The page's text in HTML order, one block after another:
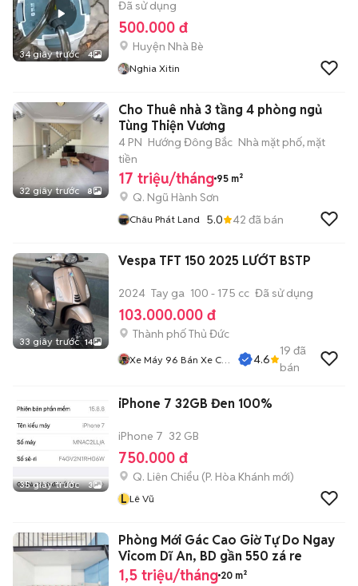
34 giây trước 4
Đã sử dụng
500.000 đ
Huyện Nhà Bè
Nghia Xitin
32 giây trước 8
Cho Thuê nhà 3 tầng 4 phòng ngủ
Tùng Thiện Vương
4 PN Hướng Đông Bắc Nhà mặt phố, mặt
tiền
17 triệu/tháng 95 m²
Q. Ngũ Hành Sơn
Châu Phát Land 5.0 42 đã bán
33 giây trước 14
Vespa TFT 150 2025 LƯỚT BSTP
2024 Tay ga 100 - 175 cc Đã sử dụng
103.000.000 đ
Thành phố Thủ Đức
Xe Máy 96 Bán Xe Cũ
4.6
19 đã
bán
35 giây trước 3
iPhone 7 32GB Đen 100%
iPhone 7 32 GB
750.000 đ
Q. Liên Chiểu (P. Hòa Khánh mới)
L Lê Vũ
Phòng Mới Gác Cao Giờ Tự Do Ngay
Vicom Dĩ An, BD gần 550 zá re
1,5 triệu/tháng 20 m²